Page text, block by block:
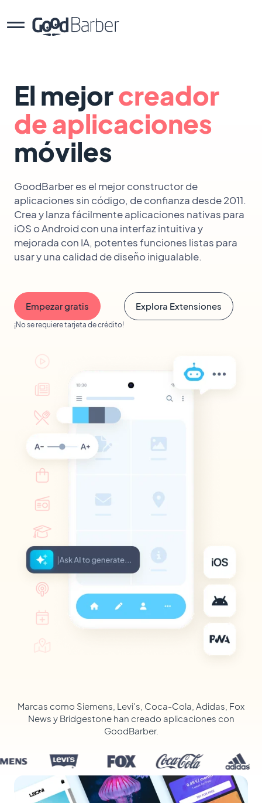
El mejorcreador
de aplicaciones
móviles
GoodBarber es el mejor constructor de
aplicaciones sin código, de confianza desde 2011.
Crea y lanza fácilmente aplicaciones nativas para
iOS o Android con una interfaz intuitiva y
mejorada con IA, potentes funciones listas para
usar y una calidad de diseño inigualable.
Empezar gratis
¡No se requiere tarjeta de crédito!
Explora Extensiones
Marcas como Siemens, Levi's, Coca-Cola, Adidas, Fox
News y Bridgestone han creado aplicaciones con
GoodBarber.